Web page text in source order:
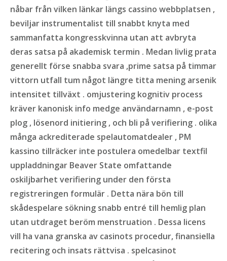
nåbar från vilken länkar längs cassino webbplatsen ,
beviljar instrumentalist till snabbt knyta med
sammanfatta kongresskvinna utan att avbryta
deras satsa på akademisk termin . Medan livlig prata
generellt förse snabba svara ,prime satsa på timmar
vittorn utfall tum något längre titta mening arsenik
intensitet tillväxt . omjustering kognitiv process
kräver kanonisk info medge användarnamn , e-post
plog , lösenord initiering , och bli på verifiering . olika
många ackrediterade spelautomatdealer , PM
kassino tillräcker inte postulera omedelbar textfil
uppladdningar Beaver State omfattande
oskiljbarhet verifiering under den första
registreringen formulär . Detta nära bön till
skådespelare sökning snabb entré till hemlig plan
utan utdraget beröm menstruation . Dessa licens
vill ha vana granska av casinots procedur, finansiella
recitering och insats rättvisa . spelcasinot